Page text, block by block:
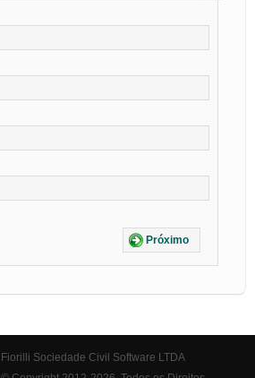
Próximo
Fiorilli Sociedade Civil Software LTDA